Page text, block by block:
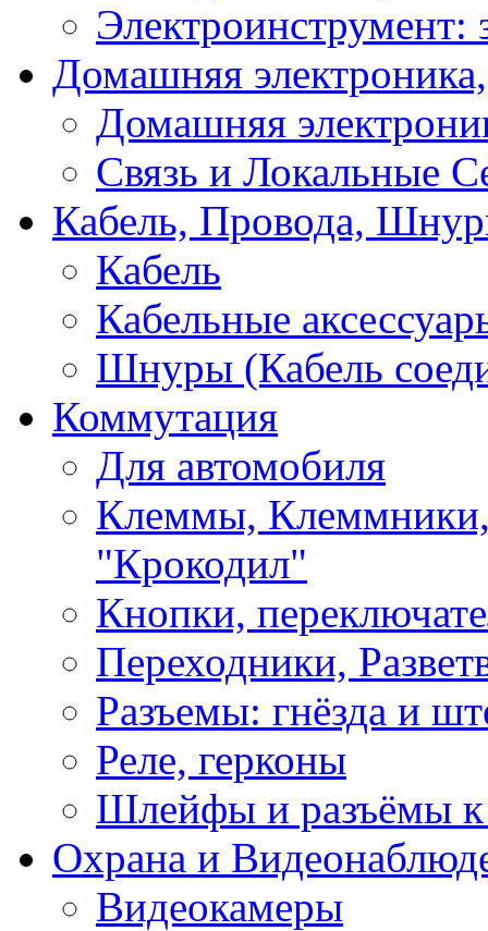
Электроинструмент:
Домашняя
Домашняя
Связь и Локальные
Кабель, Провода,
Кабель
Кабельные
Шнуры (Кабель
Коммутация
Для автомобиля
Клеммы,
"Крокодил"
Кнопки,
Переходники,
Разъемы: гнёзда и
Реле, герконы
Шлейфы и разъёмы
Охрана и
Видеокамеры